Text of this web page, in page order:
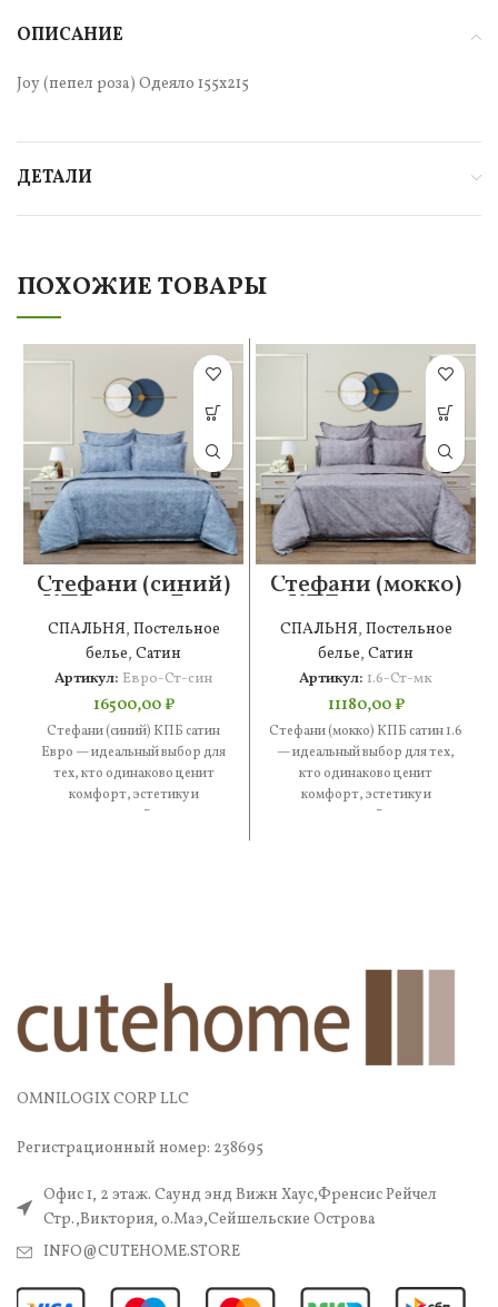
ОПИСАНИЕ
Joy (пепел роза) Одеяло 155х215
ДЕТАЛИ
ПОХОЖИЕ ТОВАРЫ
Стефани (синий)
КПБ сатин Евро
СПАЛЬНЯ, Постельное
белье, Сатин
Артикул: Евро-Ст-син
16500,00₽
Стефани (синий) КПБ сатин
Евро — идеальный выбор для
тех, кто одинаково ценит
комфорт, эстетику и
практичность. В составе —
Стефани (мокко)
КПБ сатин 1.6
СПАЛЬНЯ, Постельное
белье, Сатин
Артикул: 1.6-Ст-мк
11180,00₽
Стефани (мокко) КПБ сатин 1.6
— идеальный выбор для тех,
кто одинаково ценит
комфорт, эстетику и
практичность. В составе —
OMNILOGIX CORP LLC
Регистрационный номер: 238695
Офис 1, 2 этаж. Саунд энд Вижн Хаус,Френсис Рейчел
Стр.,Виктория, о.Маэ,Сейшельские Острова
INFO@CUTEHOME.STORE